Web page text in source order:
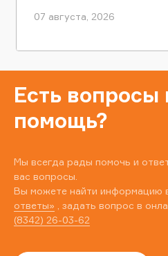
07 августа, 2026
Есть
помощь?
Мы всегда рады помочь и
вас вопросы.
Вы можете найти информацию
ответы» , задать вопрос в
(8342) 26-03-62